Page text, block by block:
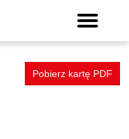
29
Pobierz kartę PDF